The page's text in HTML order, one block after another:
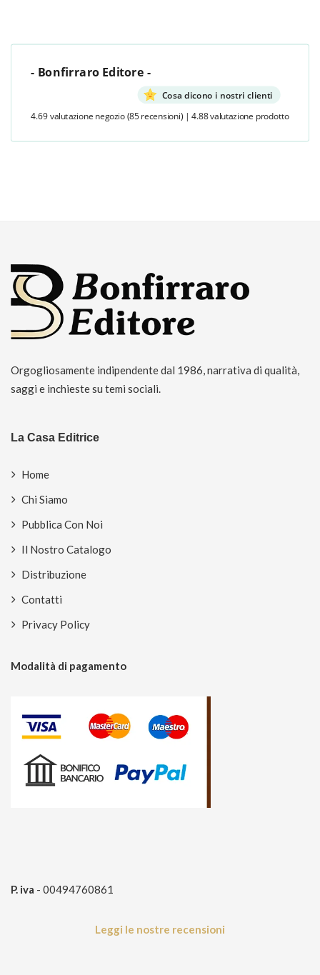
- Bonfirraro Editore -
Cosa dicono i nostri clienti
4.69 valutazione negozio (85 recensioni) | 4.88 valutazione prodotto
Orgogliosamente indipendente dal 1986, narrativa di qualità,
saggi e inchieste su temi sociali.
La Casa Editrice
Home
Chi Siamo
Pubblica Con Noi
Il Nostro Catalogo
Distribuzione
Contatti
Privacy Policy
Modalità di pagamento
P. iva - 00494760861
Leggi le nostre recensioni